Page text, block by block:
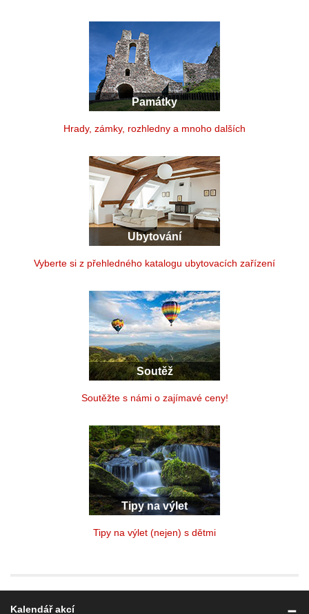
Památky
Hrady, zámky, rozhledny a mnoho dalších
Ubytování
Vyberte si z přehledného katalogu ubytovacích zařízení
Soutěž
Soutěžte s námi o zajímavé ceny!
Tipy na výlet
Tipy na výlet (nejen) s dětmi
Kalendář akcí